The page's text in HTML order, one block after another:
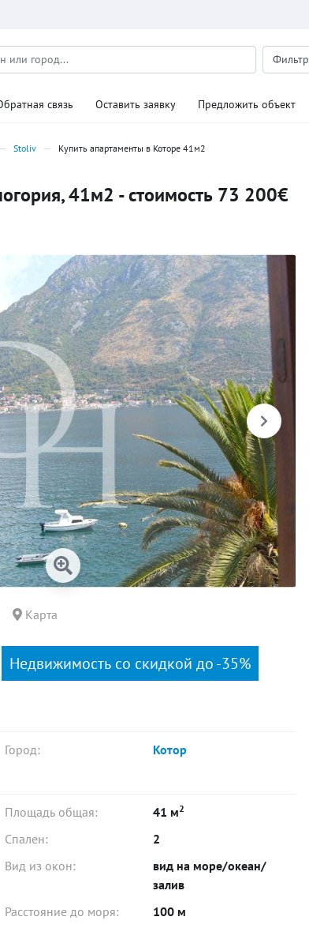
Фильтр
связь Оставить заявку Предложить объект
Stoliv Купить апартаменты в Которе 41м2
41м2 - стоимость 73 200€
Карта
Недвижимость со скидкой до -35%
Город:
Котор
Площадь общая: 41 м2
Спален:
2
Вид из окон:
вид на море/океан/
залив
Расстояние до моря: 100 м